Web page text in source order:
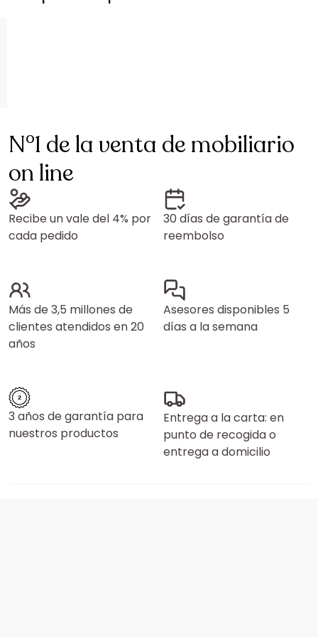
N°1 de la venta de mobiliario
on line
Recibe un vale del 4% por
cada pedido
30 días de garantía de
reembolso
Más de 3,5 millones de
clientes atendidos en 20
años
Asesores disponibles 5
días a la semana
3 años de garantía para
nuestros productos
Entrega a la carta: en
punto de recogida o
entrega a domicilio